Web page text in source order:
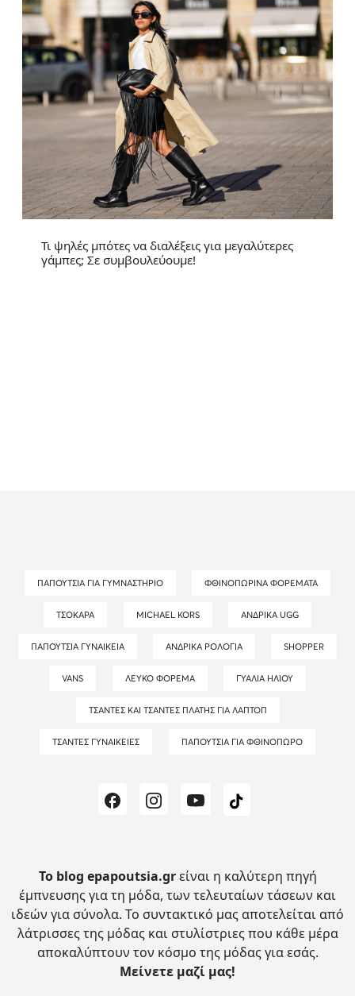
Τι ψηλές μπότες να διαλέξεις για μεγαλύτερες
γάμπες; Σε συμβουλεύουμε!
ΠΑΠΟΎΤΣΙΑ ΓΙΑ ΓΥΜΝΑΣΤΉΡΙΟ ΦΘΙΝΟΠΩΡΙΝΆ ΦΟΡΈΜΑΤΑ
ΤΣΌΚΑΡΑ MICHAEL KORS ΑΝΔΡΙΚΆ UGG
ΠΑΠΟΎΤΣΙΑ ΓΥΝΑΙΚΕΊΑ ΑΝΔΡΙΚΆ ΡΟΛΌΓΙΑ SHOPPER
VANS ΛΕΥΚΌ ΦΌΡΕΜΑ ΓΥΑΛΙΆ ΗΛΊΟΥ
ΤΣΆΝΤΕΣ ΚΑΙ ΤΣΆΝΤΕΣ ΠΛΆΤΗΣ ΓΙΑ ΛΆΠΤΟΠ
ΤΣΆΝΤΕΣ ΓΥΝΑΙΚΕΊΕΣ ΠΑΠΟΎΤΣΙΑ ΓΙΑ ΦΘΙΝΌΠΩΡΟ
Το blog epapoutsia.grείναι η καλύτερη πηγή
έμπνευσης για τη μόδα, των τελευταίων τάσεων και
ιδεών για σύνολα. Το συντακτικό μας αποτελείται από
λάτρισσες της μόδας και στυλίστριες που κάθε μέρα
αποκαλύπτουν τον κόσμο της μόδας για εσάς.
Μείνετε μαζί μας!